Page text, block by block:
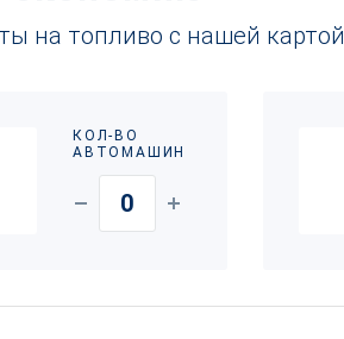
на топливо с нашей картой
КОЛ-ВО
АВТОМАШИН